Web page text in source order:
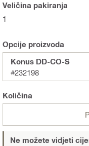
Veličina pakiranja
1
Opcije proizvoda
Konus DD-CO-S
#232198
Količina
Ne možete vidjeti